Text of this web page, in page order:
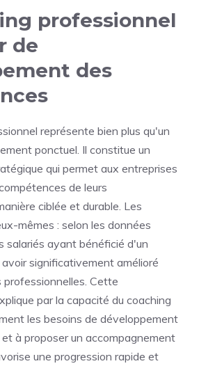
professionnel
de
des
représente bien plus qu'un
ponctuel. Il constitue un
qui permet aux entreprises
de leurs
ciblée et durable. Les
mêmes : selon les données
salariés ayant bénéficié d'un
significativement amélioré
professionnelles. Cette
par la capacité du coaching
les besoins de développement
à proposer un accompagnement
une progression rapide et